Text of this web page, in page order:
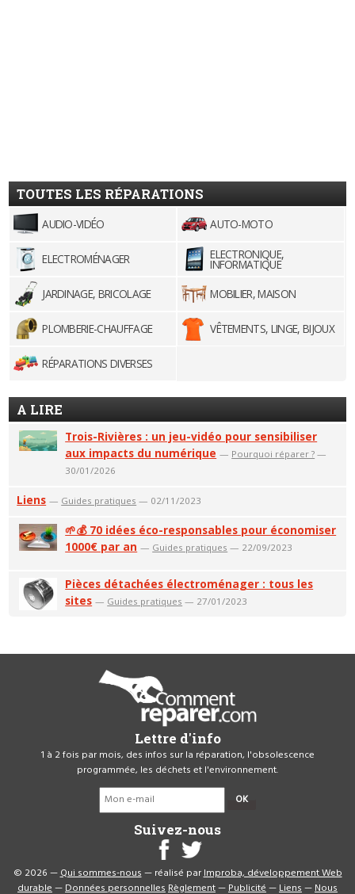
TOUTES LES RÉPARATIONS
AUDIO-VIDÉO AUTO-MOTO
ELECTROMÉNAGER ELECTRONIQUE,
INFORMATIQUE
JARDINAGE, BRICOLAGE
MOBILIER, MAISON
PLOMBERIE-CHAUFFAGE VÊTEMENTS, LINGE, BIJOUX
RÉPARATIONS DIVERSES
A LIRE
Trois-Rivières : un jeu-vidéo pour sensibiliser
aux impacts du numérique — Pourquoi réparer ? —
30/01/2026
Liens — Guides pratiques — 02/11/2023
🌱💰 70 idées éco-responsables pour économiser
1000€ par an — Guides pratiques — 22/09/2023
Pièces détachées électroménager : tous les
sites — Guides pratiques — 27/01/2023
Lettre d'info
1 à 2 fois par mois, des infos sur la réparation, l'obsolescence
programmée, les déchets et l'environnement.
OK
Suivez-nous
© 2026 —Qui sommes-nous— réalisé parImproba, développement Web
durable—Données personnellesRèglement—Publicité—Liens—Nous